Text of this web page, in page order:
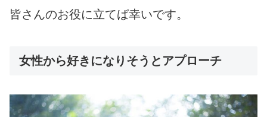
皆さんのお役に立てば幸いです。
女性から好きになりそうとアプローチ